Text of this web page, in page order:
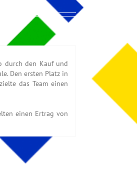
durch den Kauf und
Den ersten Platz in
das Team einen
einen Ertrag von